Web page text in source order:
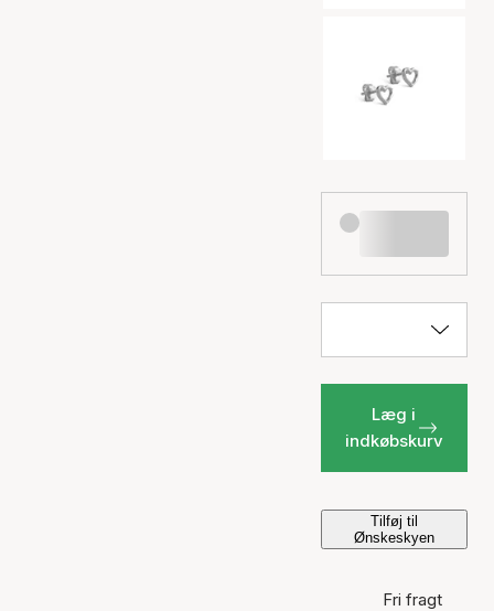
Læg i
indkøbskurv
Tilføj til
Ønskeskyen
Fri fragt